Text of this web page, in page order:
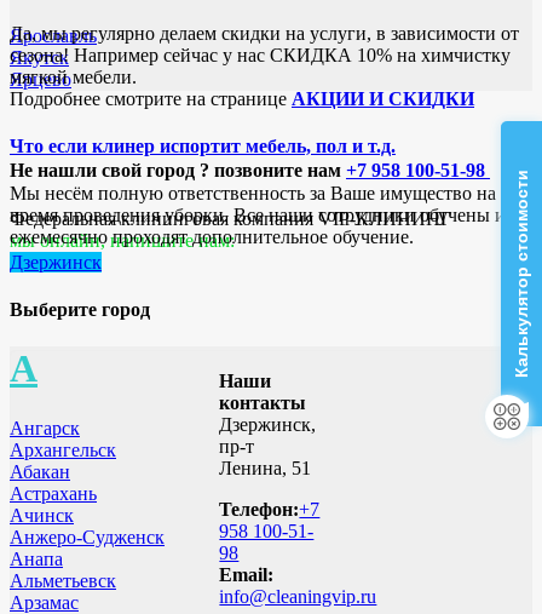
Ярославль
Якутск
Ярцево
Не нашли свой город ? позвоните нам +7 958 100-51-98
Федеральная клининговая компания VIP-КЛИНИНГ
мы онлайн, напишите нам:
Дзержинск
Выберите город
А
Ангарск
Архангельск
Абакан
Астрахань
Ачинск
Анжеро-Судженск
Анапа
Альметьевск
Арзамас
Да, мы регулярно делаем скидки на услуги, в зависимости от
сезона! Например сейчас у нас СКИДКА 10% на химчистку
мягкой мебели.
Подробнее смотрите на странице АКЦИИ И СКИДКИ
Что если клинер испортит мебель, пол и т.д.
Мы несём полную ответственность за Ваше имущество на
время проведения уборки. Все наши сотрудники обучены и
ежемесячно проходят дополнительное обучение.
Наши
контакты
Дзержинск,
пр-т
Ленина, 51
Телефон:+7
958 100-51-
98
Email:
info@cleaningvip.ru
Калькулятор стоимости